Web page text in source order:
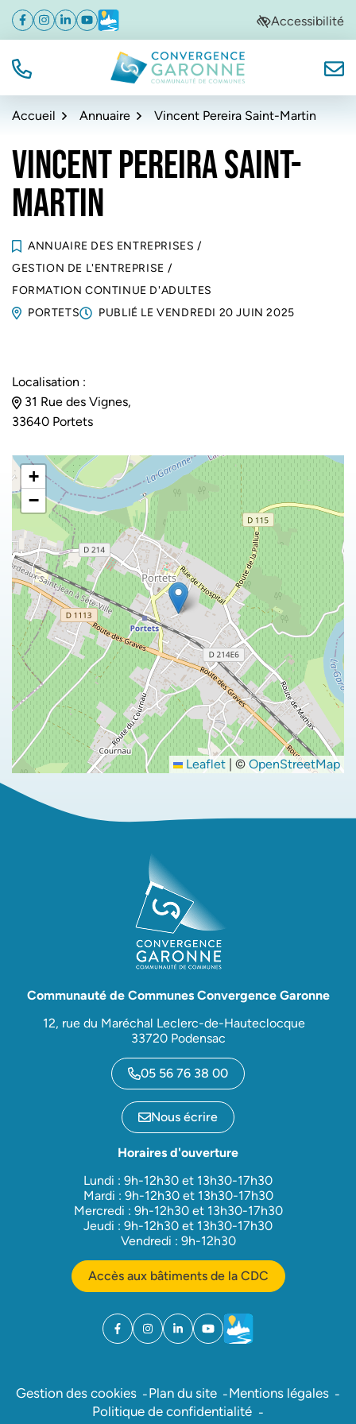
Aller
navigation
Aller
au
Aller
au
de
Facebook
(ouverture dans un nouvel onglet)
Instagram
(ouverture dans un nouvel onglet)
Linkedin
(ouverture dans un nouvel onglet)
YouTube
(ouverture dans un nouvel onglet)
Météo
(ouverture dans un nouvel onglet)Accessibilité
TÉL. Convergence Garonne
Accueil Annuaire Vincent Pereira Saint-Martin
VINCENT PEREIRA SAINT-
MARTIN
ANNUAIRE DES ENTREPRISES /
GESTION DE L'ENTREPRISE /
FORMATION CONTINUE D'ADULTES
PORTETS
PUBLIÉ LEVENDREDI 20 JUIN 2025
Localisation :
31 Rue des Vignes,
33640 Portets
+
−
Leaflet | © OpenStreetMap
Communauté de Communes Convergence Garonne
12, rue du Maréchal Leclerc-de-Hauteclocque
33720 Podensac
05 56 76 38 00
Nous écrire
Horaires d'ouverture
Lundi : 9h-12h30 et 13h30-17h30
Mardi : 9h-12h30 et 13h30-17h30
Mercredi : 9h-12h30 et 13h30-17h30
Jeudi : 9h-12h30 et 13h30-17h30
Vendredi : 9h-12h30
Accès aux bâtiments de la CDC
Facebook
(ouverture dans un nouvel onglet)
Instagram
(ouverture dans un nouvel onglet)
Linkedin
(ouverture dans un nouvel onglet)
YouTube
(ouverture dans un nouvel
Météo
(ouverture dans un
Gestion des cookies Plan du site
Mentions légales
Politique de confidentialité